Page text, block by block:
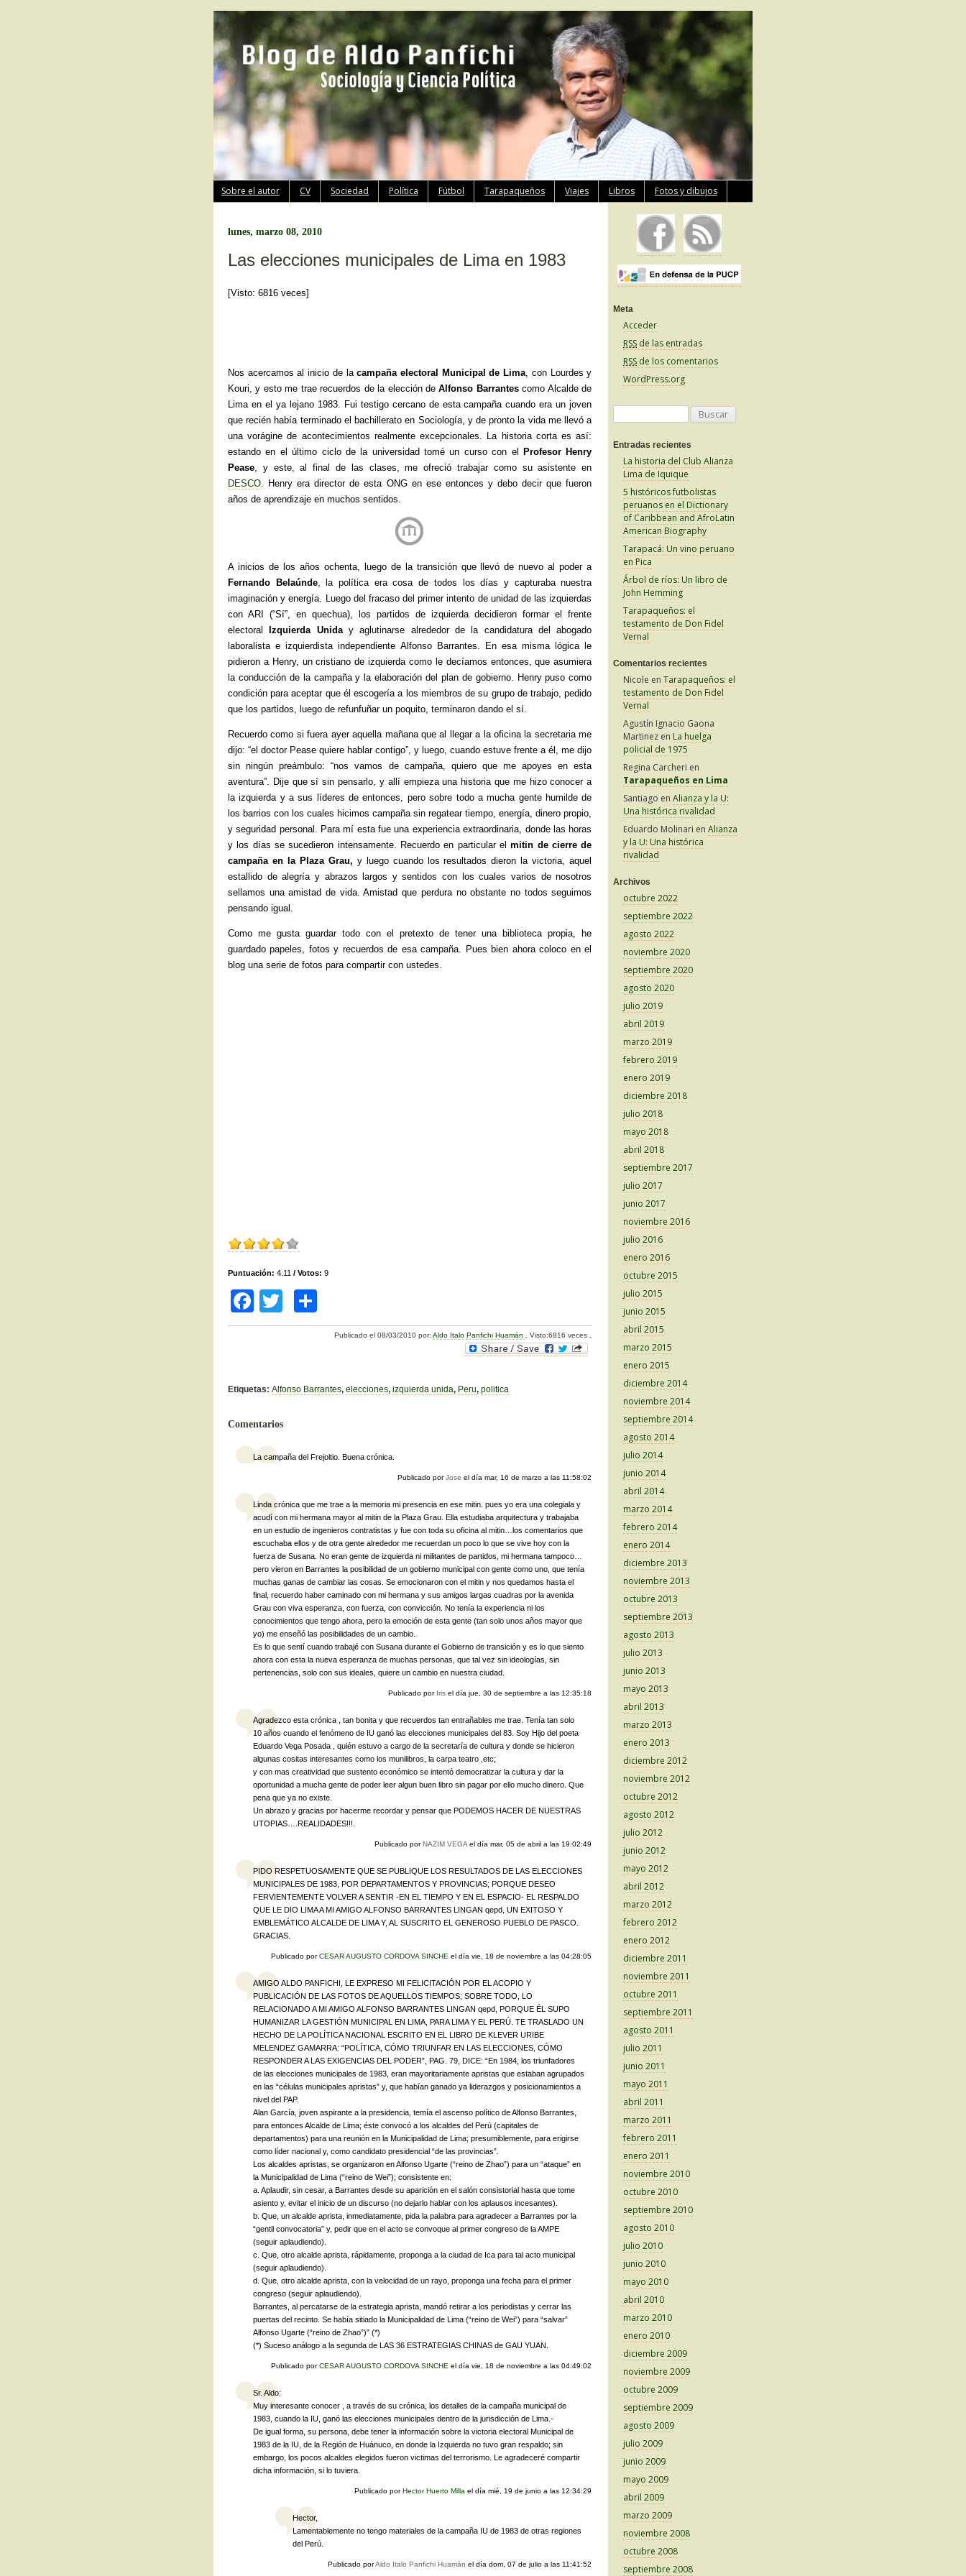
Ir
al
contenido
Sobre el autor CV Sociedad Política Fútbol Tarapaqueños Viajes Libros Fotos y dibujos
lunes, marzo 08, 2010
Las elecciones municipales de Lima en 1983
[Visto: 6816 veces]
Nos acercamos al inicio de lacampaña electoral Municipal de Lima , con Lourdes y
Kouri, y esto me trae recuerdos de la elección deAlfonso Barrantescomo Alcalde de
Lima en el ya lejano 1983. Fui testigo cercano de esta campaña cuando era un joven
que recién había terminado el bachillerato en Sociología, y de pronto la vida me llevó a
una vorágine de acontecimientos realmente excepcionales. La historia corta es así:
estando en el último ciclo de la universidad tomé un curso con el
Profesor Henry
Pease , y este, al final de las clases, me ofreció trabajar como su asistente en
DESCO . Henry era director de esta ONG en ese entonces y debo decir que fueron
años de aprendizaje en muchos sentidos.
A inicios de los años ochenta, luego de la transición que llevó de nuevo al poder a
Fernando Belaúnde, la política era cosa de todos los días y capturaba nuestra
imaginación y energía. Luego del fracaso del primer intento de unidad de las izquierdas
con ARI (“Sí”, en quechua), los partidos de izquierda decidieron formar el frente
electoral
Izquierda Uniday aglutinarse alrededor de la candidatura del abogado
laboralista e izquierdista independiente Alfonso Barrantes. En esa misma lógica le
pidieron a Henry, un cristiano de izquierda como le decíamos entonces, que asumiera
la conducción de la campaña y la elaboración del plan de gobierno. Henry puso como
condición para aceptar que él escogería a los miembros de su grupo de trabajo, pedido
que los partidos, luego de refunfuñar un poquito, terminaron dando el sí.
Recuerdo como si fuera ayer aquella mañana que al llegar a la oficina la secretaria me
dijo: “el doctor Pease quiere hablar contigo”, y luego, cuando estuve frente a él, me dijo
sin ningún preámbulo: “nos vamos de campaña, quiero que me apoyes en esta
aventura”. Dije que sí sin pensarlo, y allí empieza una historia que me hizo conocer a
la izquierda y a sus líderes de entonces, pero sobre todo a mucha gente humilde de
los barrios con los cuales hicimos campaña sin regatear tiempo, energía, dinero propio,
y seguridad personal. Para mí esta fue una experiencia extraordinaria, donde las horas
y los días se sucedieron intensamente. Recuerdo en particular elmitin de cierre de
campaña en la Plaza Grau, y luego cuando los resultados dieron la victoria, aquel
estallido de alegría y abrazos largos y sentidos con los cuales varios de nosotros
sellamos una amistad de vida. Amistad que perdura no obstante no todos seguimos
pensando igual.
Como me gusta guardar todo con el pretexto de tener una biblioteca propia, he
guardado papeles, fotos y recuerdos de esa campaña. Pues bien ahora coloco en el
blog una serie de fotos para compartir con ustedes.
Puntuación: 4.11 / Votos: 9
F
a
b
o
k
wi o
ar
Publicado el08/03/2010 por:Aldo Italo Panfichi Huamán Visto:6816 veces
Etiquetas: Alfonso Barrantes, elecciones, izquierda unida, Peru, politica
Comentarios
La campaña del Frejoltio. Buena crónica.
Publicado porJose el díamar, 16 de marzo a las 11:58:02
Linda crónica que me trae a la memoria mi presencia en ese mitin. pues yo era una colegiala y
acudí con mi hermana mayor al mitin de la Plaza Grau. Ella estudiaba arquitectura y trabajaba
en un estudio de ingenieros contratistas y fue con toda su oficina al mitin…los comentarios que
escuchaba ellos y de otra gente alrededor me recuerdan un poco lo que se vive hoy con la
fuerza de Susana. No eran gente de izquierda ni militantes de partidos, mi hermana tampoco…
pero vieron en Barrantes la posibilidad de un gobierno municipal con gente como uno, que tenía
muchas ganas de cambiar las cosas. Se emocionaron con el mitin y nos quedamos hasta el
final, recuerdo haber caminado con mi hermana y sus amigos largas cuadras por la avenida
Grau con viva esperanza, con fuerza, con convicción. No tenía la experiencia ni los
conocimientos que tengo ahora, pero la emoción de esta gente (tan solo unos años mayor que
yo) me enseñó las posibilidades de un cambio.
Es lo que sentí cuando trabajé con Susana durante el Gobierno de transición y es lo que siento
ahora con esta la nueva esperanza de muchas personas, que tal vez sin ideologías, sin
pertenencias, solo con sus ideales, quiere un cambio en nuestra ciudad.
Publicado por Iris el díajue, 30 de septiembre a las 12:35:18
Agradezco esta crónica , tan bonita y que recuerdos tan entrañables me trae. Tenía tan solo
10 años cuando el fenómeno de IU ganó las elecciones municipales del 83. Soy Hijo del poeta
Eduardo Vega Posada , quién estuvo a cargo de la secretaría de cultura y donde se hicieron
algunas cositas interesantes como los munilibros, la carpa teatro ,etc;
y con mas creatividad que sustento económico se intentó democratizar la cultura y dar la
oportunidad a mucha gente de poder leer algun buen libro sin pagar por ello mucho dinero. Que
pena que ya no existe.
Un abrazo y gracias por hacerme recordar y pensar que PODEMOS HACER DE NUESTRAS
UTOPIAS….REALIDADES!!!.
Publicado porNAZIM VEGA el díamar, 05 de abril a las 19:02:49
PIDO RESPETUOSAMENTE QUE SE PUBLIQUE LOS RESULTADOS DE LAS ELECCIONES
MUNICIPALES DE 1983, POR DEPARTAMENTOS Y PROVINCIAS; PORQUE DESEO
FERVIENTEMENTE VOLVER A SENTIR -EN EL TIEMPO Y EN EL ESPACIO- EL RESPALDO
QUE LE DIO LIMA A MI AMIGO ALFONSO BARRANTES LINGAN qepd, UN EXITOSO Y
EMBLEMÁTICO ALCALDE DE LIMA Y, AL SUSCRITO EL GENEROSO PUEBLO DE PASCO.
GRACIAS.
Publicado porCESAR AUGUSTO CORDOVA SINCHE el díavie, 18 de noviembre a las 04:28:05
AMIGO ALDO PANFICHI, LE EXPRESO MI FELICITACIÓN POR EL ACOPIO Y
PUBLICACIÓN DE LAS FOTOS DE AQUELLOS TIEMPOS; SOBRE TODO, LO
RELACIONADO A MI AMIGO ALFONSO BARRANTES LINGAN qepd, PORQUE ÉL SUPO
HUMANIZAR LA GESTIÓN MUNICIPAL EN LIMA, PARA LIMA Y EL PERÚ. TE TRASLADO UN
HECHO DE LA POLÍTICA NACIONAL ESCRITO EN EL LIBRO DE KLEVER URIBE
MELENDEZ GAMARRA: “POLÍTICA, CÓMO TRIUNFAR EN LAS ELECCIONES, CÓMO
RESPONDER A LAS EXIGENCIAS DEL PODER”, PAG. 79, DICE: “En 1984, los triunfadores
de las elecciones municipales de 1983, eran mayoritariamente apristas que estaban agrupados
en las “células municipales apristas” y, que habían ganado ya liderazgos y posicionamientos a
nivel del PAP.
Alan García, joven aspirante a la presidencia, temía el ascenso político de Alfonso Barrantes,
para entonces Alcalde de Lima; éste convocó a los alcaldes del Perú (capitales de
departamentos) para una reunión en la Municipalidad de Lima; presumiblemente, para erigirse
como líder nacional y, como candidato presidencial “de las provincias”.
Los alcaldes apristas, se organizaron en Alfonso Ugarte (“reino de Zhao”) para un “ataque” en
la Municipalidad de Lima (“reino de Wei”); consistente en:
a. Aplaudir, sin cesar, a Barrantes desde su aparición en el salón consistorial hasta que tome
asiento y, evitar el inicio de un discurso (no dejarlo hablar con los aplausos incesantes).
b. Que, un alcalde aprista, inmediatamente, pida la palabra para agradecer a Barrantes por la
“gentil convocatoria” y, pedir que en el acto se convoque al primer congreso de la AMPE
(seguir aplaudiendo).
c. Que, otro alcalde aprista, rápidamente, proponga a la ciudad de Ica para tal acto municipal
(seguir aplaudiendo).
d. Que, otro alcalde aprista, con la velocidad de un rayo, proponga una fecha para el primer
congreso (seguir aplaudiendo).
Barrantes, al percatarse de la estrategia aprista, mandó retirar a los periodistas y cerrar las
puertas del recinto. Se había sitiado la Municipalidad de Lima (“reino de Wei”) para “salvar”
Alfonso Ugarte (“reino de Zhao”)” (*)
(*) Suceso análogo a la segunda de LAS 36 ESTRATEGIAS CHINAS de GAU YUAN.
Publicado porCESAR AUGUSTO CORDOVA SINCHE el díavie, 18 de noviembre a las 04:49:02
Sr. Aldo:
Muy interesante conocer , a través de su crónica, los detalles de la campaña municipal de
1983, cuando la IU, ganó las elecciones municipales dentro de la jurisdicción de Lima.-
De igual forma, su persona, debe tener la información sobre la victoria electoral Municipal de
1983 de la IU, de la Región de Huánuco, en donde la Izquierda no tuvo gran respaldo; sin
embargo, los pocos alcaldes elegidos fueron victimas del terrorismo. Le agradeceré compartir
dicha información, si lo tuviera.
Publicado porHector Huerto Milla el díamié, 19 de junio a las 12:34:29
Hector,
Lamentablemente no tengo materiales de la campaña IU de 1983 de otras regiones
del Perú.
Publicado porAldo Italo Panfichi Huamán el díadom, 07 de julio a las 11:41:52
Meta
Acceder
RSS de las entradas
RSS de los comentarios
WordPress.org
sEntradas recientes
La historia del Club Alianza
Lima de Iquique
5 históricos futbolistas
peruanos en el Dictionary
of Caribbean and AfroLatin
American Biography
Tarapacá: Un vino peruano
en Pica
Árbol de ríos: Un libro de
John Hemming
Tarapaqueños: el
testamento de Don Fidel
Vernal
Comentarios recientes
Nicole enTarapaqueños: el
testamento de Don Fidel
Vernal
Agustín Ignacio Gaona
Martinez en La huelga
policial de 1975
Regina Carcheri en
Tarapaqueños en Lima
Santiago enAlianza y la U:
Una histórica rivalidad
Eduardo Molinari enAlianza
y la U: Una histórica
rivalidad
Archivos
octubre 2022
septiembre 2022
agosto 2022
noviembre 2020
septiembre 2020
agosto 2020
julio 2019
abril 2019
marzo 2019
febrero 2019
enero 2019
diciembre 2018
julio 2018
mayo 2018
abril 2018
septiembre 2017
julio 2017
junio 2017
noviembre 2016
julio 2016
enero 2016
octubre 2015
julio 2015
junio 2015
abril 2015
marzo 2015
enero 2015
diciembre 2014
noviembre 2014
septiembre 2014
agosto 2014
julio 2014
junio 2014
abril 2014
marzo 2014
febrero 2014
enero 2014
diciembre 2013
noviembre 2013
octubre 2013
septiembre 2013
agosto 2013
julio 2013
junio 2013
mayo 2013
abril 2013
marzo 2013
enero 2013
diciembre 2012
noviembre 2012
octubre 2012
agosto 2012
julio 2012
junio 2012
mayo 2012
abril 2012
marzo 2012
febrero 2012
enero 2012
diciembre 2011
noviembre 2011
octubre 2011
septiembre 2011
agosto 2011
julio 2011
junio 2011
mayo 2011
abril 2011
marzo 2011
febrero 2011
enero 2011
noviembre 2010
octubre 2010
septiembre 2010
agosto 2010
julio 2010
junio 2010
mayo 2010
abril 2010
marzo 2010
enero 2010
diciembre 2009
noviembre 2009
octubre 2009
septiembre 2009
agosto 2009
julio 2009
junio 2009
mayo 2009
abril 2009
marzo 2009
noviembre 2008
octubre 2008
septiembre 2008